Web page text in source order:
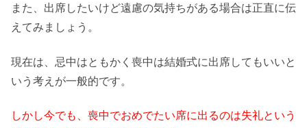
また、出席したいけど遠慮の気持ちがある場合は正直に伝
えてみましょう。
現在は、忌中はともかく喪中は結婚式に出席してもいいと
いう考えが一般的です。
しかし今でも、喪中でおめでたい席に出るのは失礼という